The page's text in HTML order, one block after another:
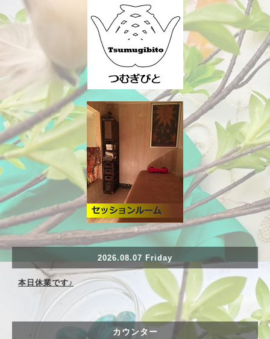
2026.08.07 Friday
本日休業です♪
カウンター